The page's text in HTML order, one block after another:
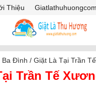
Thiệu
Mã Giảm giá
Ba Đình /Giặt Là Tại Trần
Trần Tế